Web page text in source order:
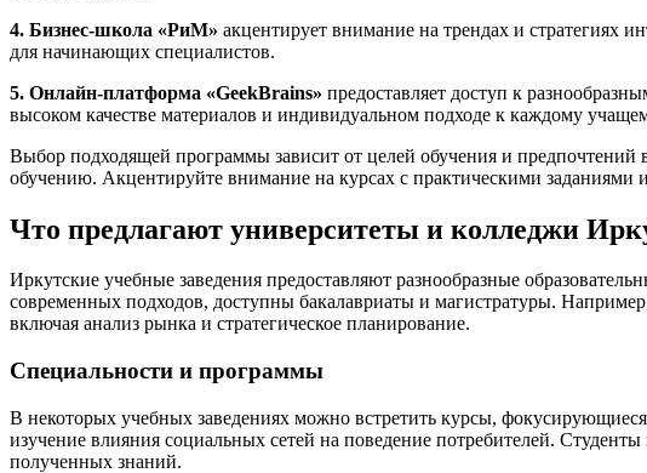
4. Бизнес-школа «РиМ» акцентирует внимание на трендах и стратегиях
для начинающих специалистов.
5. Онлайн-платформа «GeekBrains» предоставляет доступ к
высоком качестве материалов и индивидуальном подходе к каждому
Выбор подходящей программы зависит от целей обучения и предпочтений
обучению. Акцентируйте внимание на курсах с практическими
Что предлагают университеты и колледжи
Иркутские учебные заведения предоставляют разнообразные
современных подходов, доступны бакалавриаты и магистратуры.
включая анализ рынка и стратегическое планирование.
Специальности и программы
В некоторых учебных заведениях можно встретить курсы,
изучение влияния социальных сетей на поведение потребителей.
полученных знаний.